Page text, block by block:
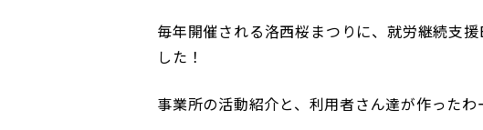
毎年開催される洛西桜まつりに、就労継続支
した！
事業所の活動紹介と、利用者さん達が作ったわ